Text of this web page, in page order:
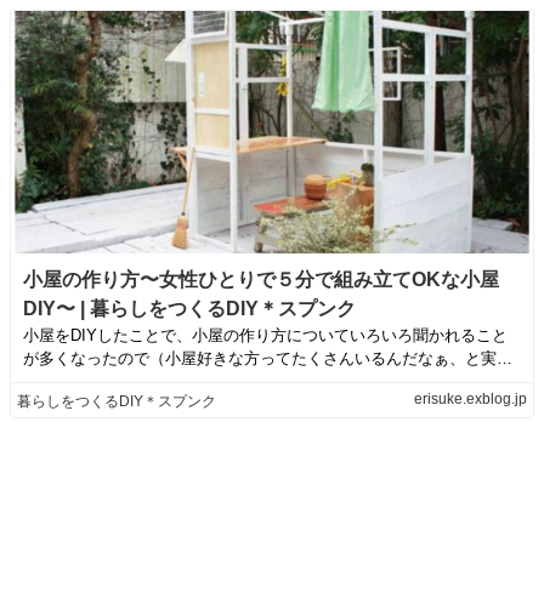
小屋の作り方〜女性ひとりで５分で組み立てOKな小屋
DIY〜 | 暮らしをつくるDIY＊スプンク
小屋をDIYしたことで、小屋の作り方についていろいろ聞かれること
が多くなったので（小屋好きな方ってたくさんいるんだなぁ、と実感
暮らしをつくるDIY＊スプンク erisuke.exblog.jp